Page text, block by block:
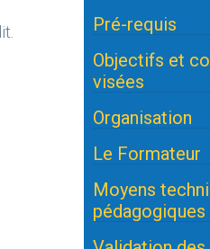
Pré-requis
Objectifs et
visées
Organisation
Le Formateur
Moyens
pédagogiques